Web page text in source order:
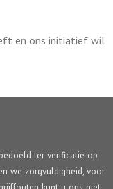
en ons initiatief wil
ter verificatie op
we zorgvuldigheid, voor